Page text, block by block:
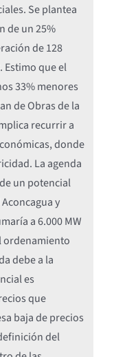
Se plantea
de un 25%
de 128
Estimo que el
33% menores
de Obras de la
recurrir a
donde
La agenda
un potencial
y
a 6.000 MW
ordenamiento
debe a la
es
que
baja de precios
del